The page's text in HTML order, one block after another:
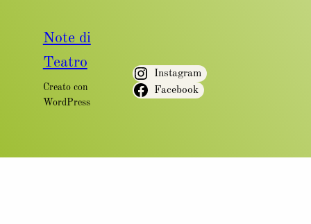
Note di
Teatro
Creato con
WordPress
Instagram
Facebook